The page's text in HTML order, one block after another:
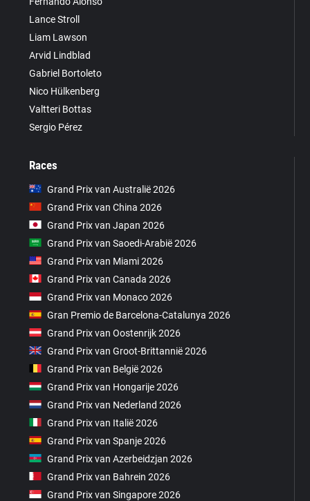
Lance Stroll
Liam Lawson
Arvid Lindblad
Gabriel Bortoleto
Nico Hülkenberg
Valtteri Bottas
Sergio Pérez
Races
Grand Prix van Australië 2026
Grand Prix van China 2026
Grand Prix van Japan 2026
Grand Prix van Saoedi-Arabië 2026
Grand Prix van Miami 2026
Grand Prix van Canada 2026
Grand Prix van Monaco 2026
Gran Premio de Barcelona-Catalunya 2026
Grand Prix van Oostenrijk 2026
Grand Prix van Groot-Brittannië 2026
Grand Prix van België 2026
Grand Prix van Hongarije 2026
Grand Prix van Nederland 2026
Grand Prix van Italië 2026
Grand Prix van Spanje 2026
Grand Prix van Azerbeidzjan 2026
Grand Prix van Bahrein 2026
Grand Prix van Singapore 2026